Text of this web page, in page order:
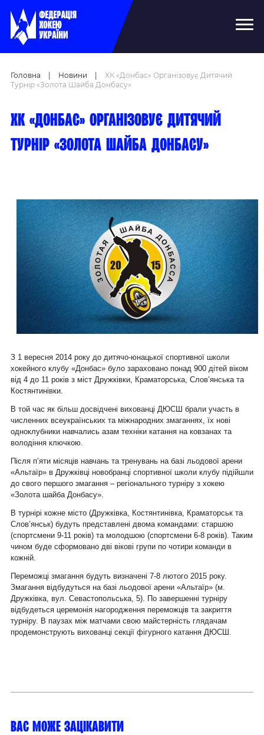
Головна Новини
ХК «Донбас» Організовує Дитячий
Турнір «Золота Шайба Донбасу»
ХК «Донбас» організовує дитячий
турнір «Золота шайба Донбасу»
З 1 вересня 2014 року до дитячо-юнацької спортивної школи
хокейного клубу «Донбас» було зараховано понад 900 дітей віком
від 4 до 11 років з міст Дружківки, Краматорська, Слов’янська та
Костянтинівки.
В той час як більш досвідчені вихованці ДЮСШ брали участь в
численних всеукраїнських та міжнародних змаганнях, їх нові
одноклубники навчались азам техніки катання на ковзанах та
володіння ключкою.
Після п’яти місяців навчань та тренувань на базі льодової арени
«Альтаїр» в Дружківці новобранці спортивної школи клубу підійшли
до свого першого змагання – регіонального турніру з хокею
«Золота шайба Донбасу».
В турнірі кожне місто (Дружківка, Костянтинівка, Краматорськ та
Слов’янськ) будуть представлені двома командами: старшою
(спортсмени 9-11 років) та молодшою (спортсмени 6-8 років). Таким
чином буде сформовано дві вікові групи по чотири команди в
кожній.
Переможці змагання будуть визначені 7-8 лютого 2015 року.
Змагання відбудуться на базі льодової арени «Альтаїр» (м.
Дружківка, вул. Севастопольська, 5). По завершенні турніру
відбудеться церемонія нагородження переможців та закриття
турніру. В паузах між матчами свою майстерність глядачам
продемонструють вихованці секції фігурного катання ДЮСШ.
Вас може зацікавити